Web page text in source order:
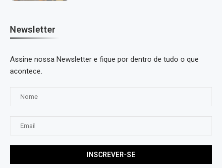
Newsletter
Assine nossa Newsletter e fique por dentro de tudo o que
acontece.